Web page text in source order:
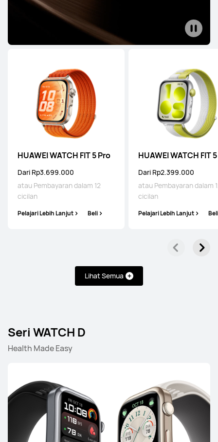
HUAWEI WATCH FIT 5 Pro
Dari Rp3.699.000
atau Pembayaran dalam 12
cicilan
Pelajari Lebih Lanjut Beli
HUAWEI WATCH FIT 5
Dari Rp2.399.000
atau Pembayaran dalam
cicilan
Pelajari Lebih Lanjut Beli
Lihat Semua
Seri WATCH D
Health Made Easy
Seri WATCH Ultimate Seri WATCH GT
Seri WATCH Ultimate
HUAWEI WATCH Ultimate 2
Dari Rp12.999.000
atau Pembayaran dalam 12 cicilan
Pelajari Lebih Lanjut
Seri WATCH GT